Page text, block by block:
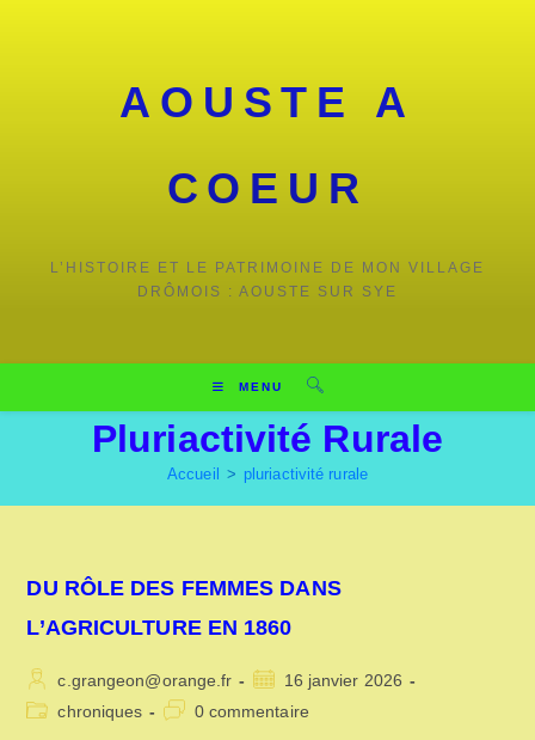
AOUSTE A
COEUR
L’HISTOIRE ET LE PATRIMOINE DE MON VILLAGE
DRÔMOIS : AOUSTE SUR SYE
MENU
Pluriactivité Rurale
Accueil > pluriactivité rurale
DU RÔLE DES FEMMES DANS
L’AGRICULTURE EN 1860
Auteur/autrice
de
c.grangeon@orange.fr
Publication
publiée :
16 janvier 2026
Postchroniques
Commentaires
0 commentaire